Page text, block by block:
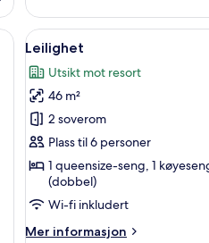
for bærbar PC, wi-fi (inkludert) og
Åpne
alle
bildene
av
Leilighet
5
Leilighet
Utsikt mot resort
46 m²
2 soverom
Plass til 6 personer
1 queensize-seng, 1
(dobbel)
Wi-fi inkludert
Mer informasjon
Mer